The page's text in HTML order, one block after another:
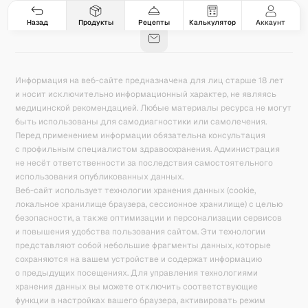
Назад Продукты Рецепты Калькулятор Аккаунт
Гастро-сеты 8 Рецепты 171 Продукты 5078 42
База знаний Калькулятор калорий
Информация на веб-сайте предназначена для лиц старше 18 лет
и носит исключительно информационный характер, не являясь
медицинской рекомендацией. Любые материалы ресурса не могут
быть использованы для самодиагностики или самолечения.
Перед применением информации обязательна консультация
с профильным специалистом здравоохранения. Администрация
не несёт ответственности за последствия самостоятельного
использования опубликованных данных.
Веб-сайт использует технологии хранения данных (cookie,
локальное хранилище браузера, сессионное хранилище) с целью
безопасности, а также оптимизации и персонализации сервисов
и повышения удобства пользования сайтом. Эти технологии
представляют собой небольшие фрагменты данных, которые
сохраняются на вашем устройстве и содержат информацию
о предыдущих посещениях. Для управления технологиями
хранения данных вы можете отключить соответствующие
функции в настройках вашего браузера, активировать режим